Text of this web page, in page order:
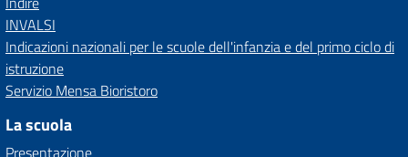
INVALSI
Indicazioni nazionali per le scuole dell'infanzia e del primo ciclo di
istruzione
Servizio Mensa Bioristoro
La scuola
Presentazione